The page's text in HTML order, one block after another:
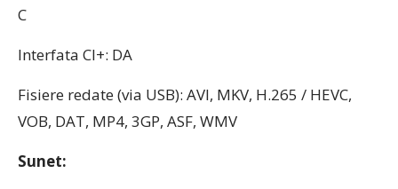
C
Interfata CI+: DA
Fisiere redate (via USB): AVI, MKV, H.265 / HEVC,
VOB, DAT, MP4, 3GP, ASF, WMV
Sunet: